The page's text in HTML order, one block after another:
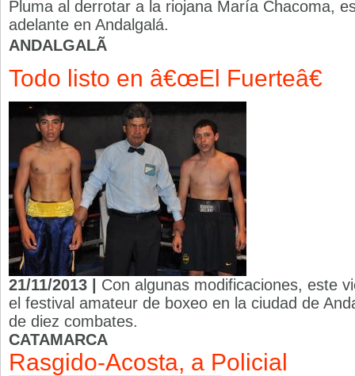
Pluma al derrotar a la riojana María Chacoma,
adelante en Andalgalá.
ANDALGALÃ
Todo listo en â€œEl Fuerteâ€
21/11/2013 | Con algunas modificaciones, este
el festival amateur de boxeo en la ciudad de
de diez combates.
CATAMARCA
Rasgido-Acosta, a Policial